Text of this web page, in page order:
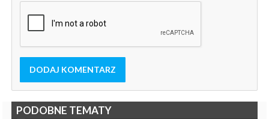
DODAJ KOMENTARZ
PODOBNE TEMATY